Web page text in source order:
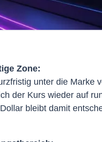
Zone:
unter die Marke
der Kurs wieder auf
bleibt damit